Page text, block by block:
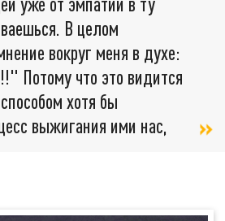
В целом
вокруг меня в духе:
Потому что это видится
хотя бы
выжигания ими нас,